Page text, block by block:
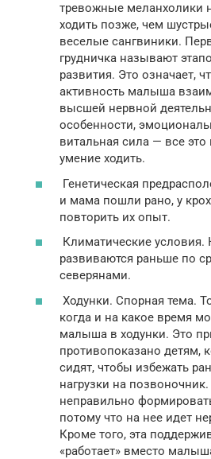
тревожные меланхолики
ходить позже, чем
веселые сангвиники.
грудничка называют
развития. Это означает,
активность малыша
высшей нервной
особенности,
витальная сила — все
умение ходить.
Генетическая
и мама пошли рано, у
повторить их опыт.
Климатические
развиваются раньше по
северянами.
Ходунки. Спорная тема.
когда и на какое время
малыша в ходунки. Это
противопоказано детям,
сидят, чтобы избежать
нагрузки на
неправильно
потому что на нее идет
Кроме того, эта
«работает» вместо